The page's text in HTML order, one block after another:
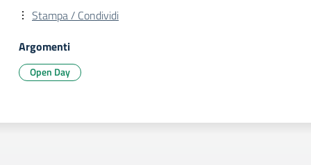
Stampa / Condividi
Argomenti
Open Day